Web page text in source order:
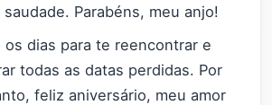
saudade. Parabéns, meu anjo!
os dias para te reencontrar e
todas as datas perdidas. Por
feliz aniversário, meu amor